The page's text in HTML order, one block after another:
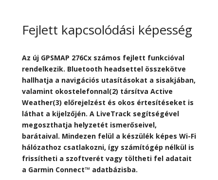
Fejlett kapcsolódási képesség
Az új GPSMAP 276Cx számos fejlett funkcióval
rendelkezik. Bluetooth headsettel összekötve
hallhatja a navigációs utasításokat a sisakjában,
valamint okostelefonnal(2) társítva Active
Weather(3) előrejelzést és okos értesítéseket is
láthat a kijelzőjén. A LiveTrack segítségével
megoszthatja helyzetét ismerőseivel,
barátaival. Mindezen felül a készülék képes Wi-Fi
hálózathoz csatlakozni, így számítógép nélkül is
frissítheti a szoftverét vagy töltheti fel adatait
a Garmin Connect™ adatbázisba.